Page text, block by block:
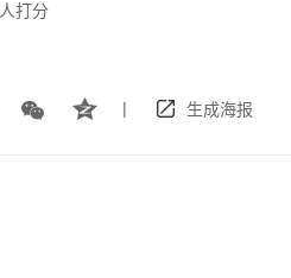
人打分
| 生成海报